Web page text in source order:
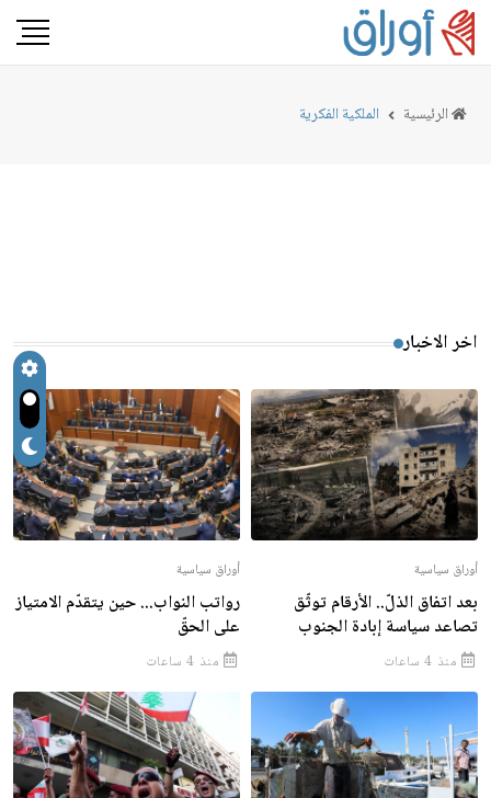
الرئيسية الملكية الفكرية
اخر الاخبار
أوراق سياسية
بعد اتفاق الذلّ.. الأرقام توثّق
تصاعد سياسة إبادة الجنوب
منذ 4 ساعات
أوراق سياسية
رواتب النواب... حين يتقدّم الامتياز
على الحقّ
منذ 4 ساعات